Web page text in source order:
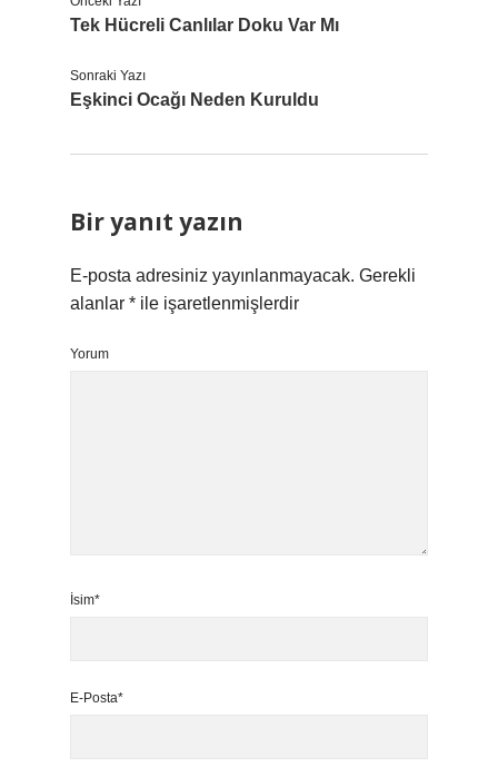
Tek Hücreli Canlılar Doku Var Mı
Sonraki Yazı
Eşkinci Ocağı Neden Kuruldu
Bir yanıt yazın
E-posta adresiniz yayınlanmayacak. Gerekli
alanlar * ile işaretlenmişlerdir
Yorum
İsim*
E-Posta*